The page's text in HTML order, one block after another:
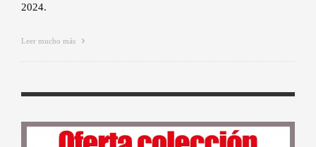
2024.
Leer mucho más